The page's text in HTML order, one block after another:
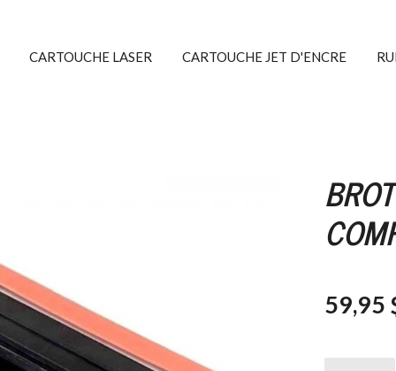
CARTOUCHE LASER CARTOUCHE JET D'ENCRE
59,95